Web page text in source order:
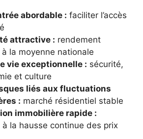
abordable : faciliter l’accès
attractive : rendement
la moyenne nationale
vie exceptionnelle : sécurité,
et culture
liés aux fluctuations
: marché résidentiel stable
immobilière rapide :
la hausse continue des prix